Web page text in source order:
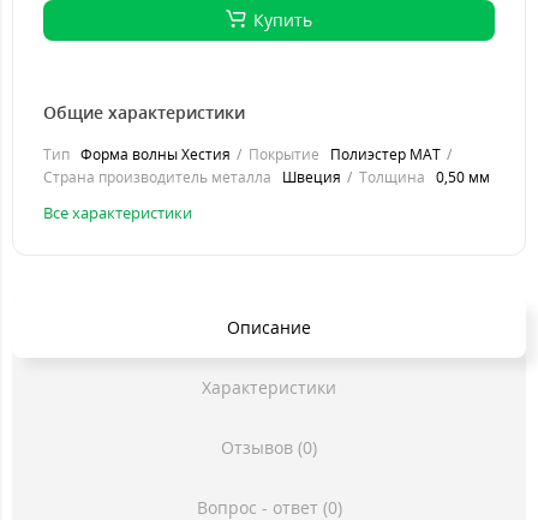
Купить
Общие характеристики
Тип Форма волны Хестия Покрытие
Полиэстер MAT
Страна производитель металла
Швеция Толщина 0,50 мм
Все характеристики
Описание
Характеристики
Отзывов (0)
Вопрос - ответ (0)